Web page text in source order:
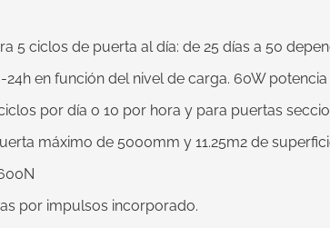
5 ciclos de puerta al día: de 25 días a 50
en función del nivel de carga. 60W
por día o 10 por hora y para puertas
máximo de 5000mm y 11.25m2 de
por impulsos incorporado.